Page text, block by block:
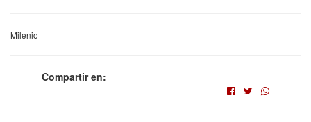
Milenio
Compartir en: